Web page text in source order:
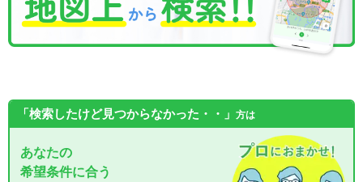
「検索したけど見つからなかった・・」 方は
あなたの
希望条件に合う